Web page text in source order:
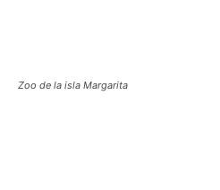
Zoo de la isla Margarita